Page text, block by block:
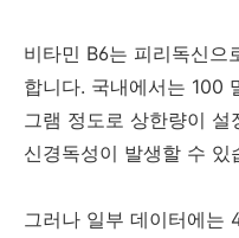
비타민 B6는 피리독신으
합니다. 국내에서는 100
그램 정도로 상한량이
신경독성이 발생할 수 있
그러나 일부 데이터에는